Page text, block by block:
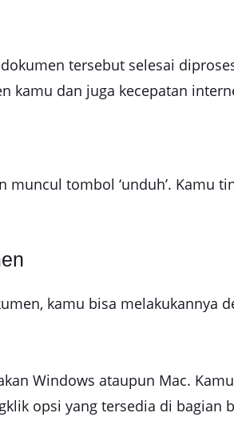
tersebut selesai
kamu dan juga kecepatan
muncul tombol ‘unduh’. Kamu
kamu bisa melakukannya
Windows ataupun Mac.
opsi yang tersedia di bagian